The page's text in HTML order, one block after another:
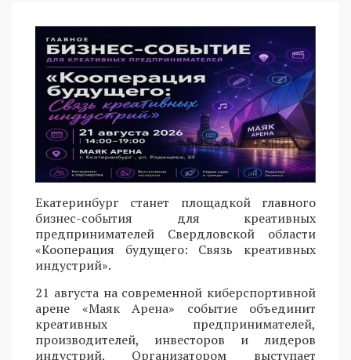
Екатеринбург станет площадкой главного
бизнес-события для креативных
предпринимателей Свердловской области
«Кооперация будущего: Связь креативных
индустрий».
21 августа на современной киберспортивной
арене «Маяк Арена» событие объединит
креативных предпринимателей,
производителей, инвесторов и лидеров
индустрий. Организатором выступает